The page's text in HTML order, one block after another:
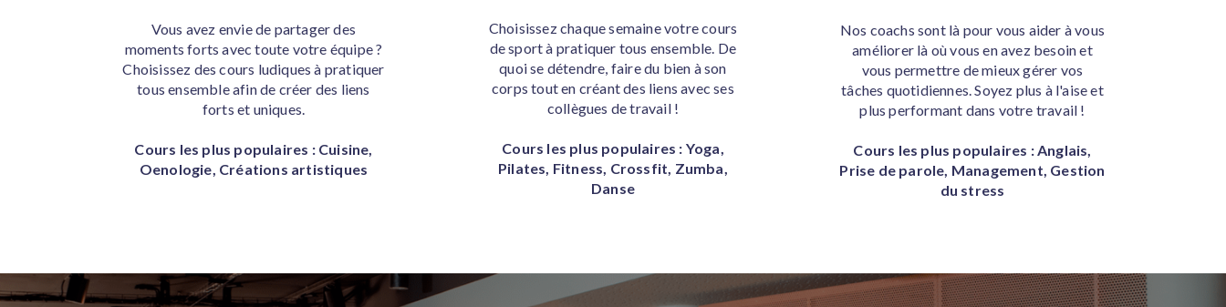
Vous avez envie de partager des
moments forts avec toute votre équipe ?
Choisissez des cours ludiques à pratiquer
tous ensemble afin de créer des liens
forts et uniques.
Cours les plus populaires : Cuisine,
Oenologie, Créations artistiques
Choisissez chaque semaine votre cours
de sport à pratiquer tous ensemble. De
quoi se détendre, faire du bien à son
corps tout en créant des liens avec ses
collègues de travail !
Cours les plus populaires : Yoga,
Pilates, Fitness, Crossfit, Zumba,
Danse
Nos coachs sont là pour vous aider à vous
améliorer là où vous en avez besoin et
vous permettre de mieux gérer vos
tâches quotidiennes. Soyez plus à l'aise et
plus performant dans votre travail !
Cours les plus populaires : Anglais,
Prise de parole, Management, Gestion
du stress